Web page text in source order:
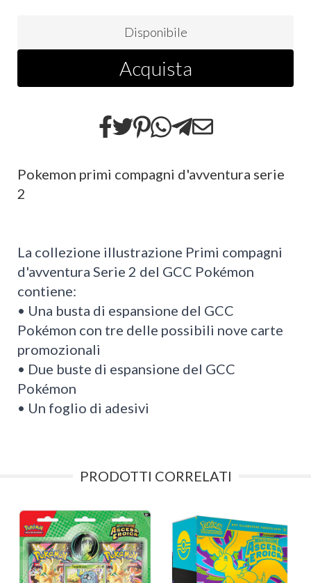
Disponibile
Acquista
Pokemon primi compagni d'avventura serie
2
La collezione illustrazione Primi compagni
d'avventura Serie 2 del GCC Pokémon
contiene:
• Una busta di espansione del GCC
Pokémon con tre delle possibili nove carte
promozionali
• Due buste di espansione del GCC
Pokémon
• Un foglio di adesivi
PRODOTTI CORRELATI